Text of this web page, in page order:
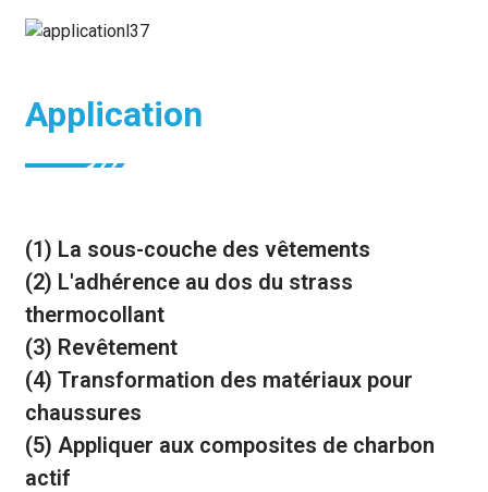
Application
(1) La sous-couche des vêtements
(2) L'adhérence au dos du strass
thermocollant
(3) Revêtement
(4) Transformation des matériaux pour
chaussures
(5) Appliquer aux composites de charbon
actif